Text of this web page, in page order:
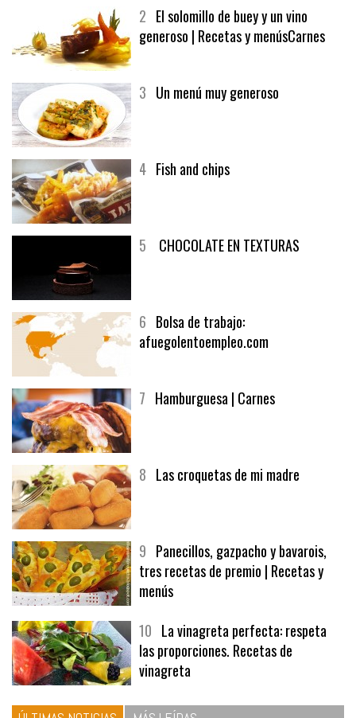
MELOCOTÓN
2El solomillo de buey y un vino
6Bolsa de trabajo:
9Panecillos, gazpacho y bavarois,
tres recetas de premio | Recetas y
menús
10La vinagreta perfecta: respeta
las proporciones. Recetas de
vinagreta